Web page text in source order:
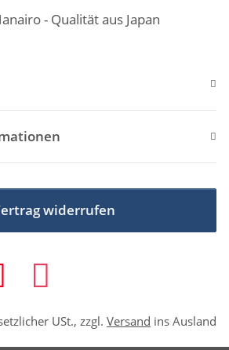
widerrufen
USt., zzgl. Versand ins Ausland